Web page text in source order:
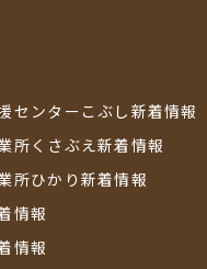
センターこぶし新着情報
所くさぶえ新着情報
所ひかり新着情報
情報
情報